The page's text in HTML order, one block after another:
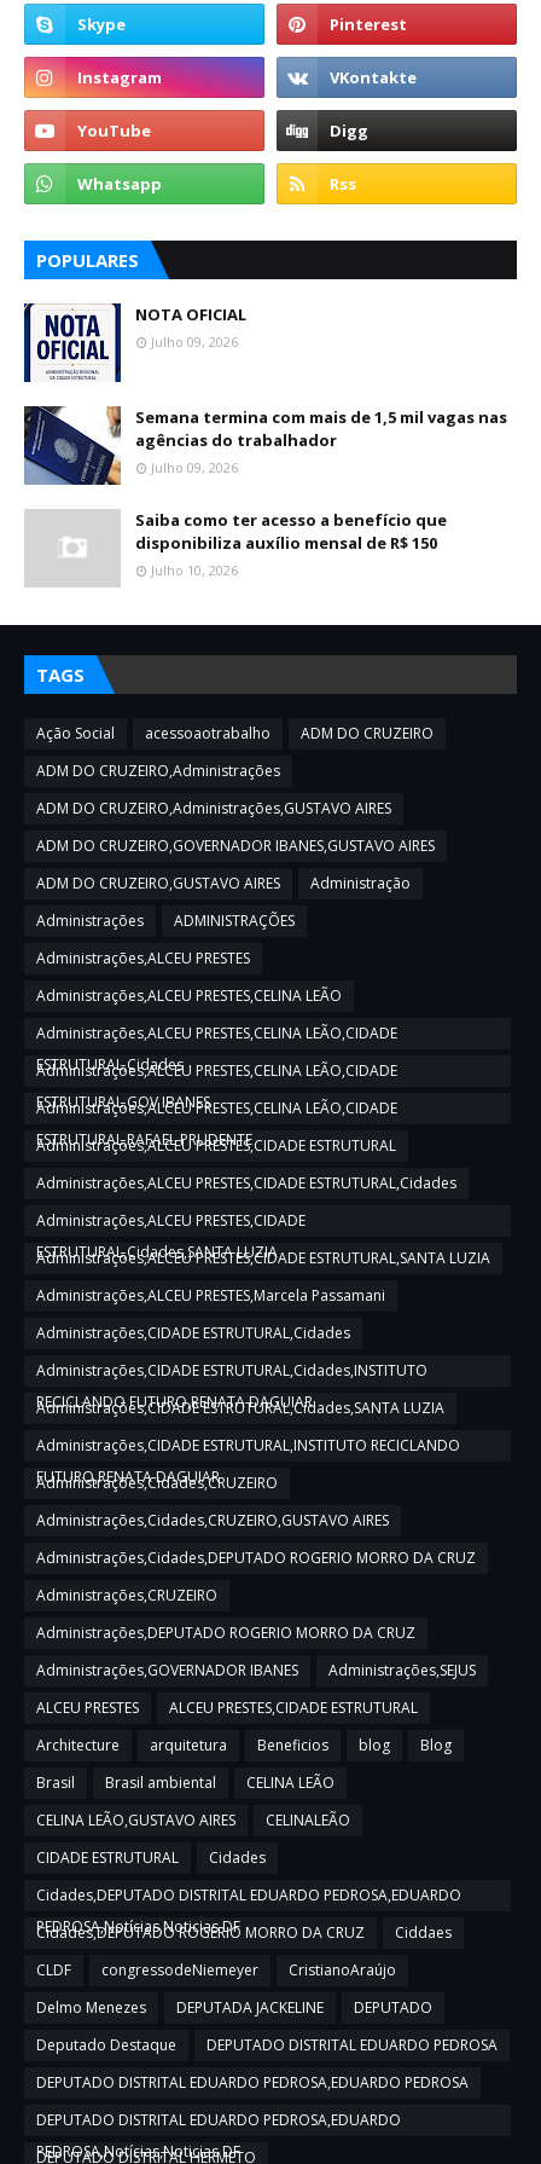
POPULARES
NOTA OFICIAL
Julho 09, 2026
Semana termina com mais de 1,5 mil vagas nas
agências do trabalhador
Julho 09, 2026
Saiba como ter acesso a benefício que
disponibiliza auxílio mensal de R$ 150
Julho 10, 2026
TAGS
Ação Social acessoaotrabalho
ADM DO CRUZEIRO
ADM DO CRUZEIRO,Administrações
ADM DO CRUZEIRO,Administrações,GUSTAVO AIRES
ADM DO CRUZEIRO,GOVERNADOR IBANES,GUSTAVO AIRES
ADM DO CRUZEIRO,GUSTAVO AIRES
Administração
Administrações
ADMINISTRAÇÕES
Administrações,ALCEU PRESTES
Administrações,ALCEU PRESTES,CELINA LEÃO
Administrações,ALCEU PRESTES,CELINA LEÃO,CIDADE
ESTRUTURAL,Cidades
Administrações,ALCEU PRESTES,CELINA LEÃO,CIDADE
ESTRUTURAL,GOV IBANES
Administrações,ALCEU PRESTES,CELINA LEÃO,CIDADE
ESTRUTURAL,RAFAEL PRUDENTE
Administrações,ALCEU PRESTES,CIDADE ESTRUTURAL
Administrações,ALCEU PRESTES,CIDADE ESTRUTURAL,Cidades
Administrações,ALCEU PRESTES,CIDADE
ESTRUTURAL,Cidades,SANTA LUZIA
Administrações,ALCEU PRESTES,CIDADE ESTRUTURAL,SANTA LUZIA
Administrações,ALCEU PRESTES,Marcela Passamani
Administrações,CIDADE ESTRUTURAL,Cidades
Administrações,CIDADE ESTRUTURAL,Cidades,INSTITUTO
RECICLANDO FUTURO,RENATA DAGUIAR
Administrações,CIDADE ESTRUTURAL,Cidades,SANTA LUZIA
Administrações,CIDADE ESTRUTURAL,INSTITUTO RECICLANDO
FUTURO,RENATA DAGUIAR
Administrações,Cidades,CRUZEIRO
Administrações,Cidades,CRUZEIRO,GUSTAVO AIRES
Administrações,Cidades,DEPUTADO ROGERIO MORRO DA CRUZ
Administrações,CRUZEIRO
Administrações,DEPUTADO ROGERIO MORRO DA CRUZ
Administrações,GOVERNADOR IBANES
Administrações,SEJUS
ALCEU PRESTES
ALCEU PRESTES,CIDADE ESTRUTURAL
Architecture
arquitetura Beneficios blog
Blog
Brasil
Brasil ambiental
CELINA LEÃO
CELINA LEÃO,GUSTAVO AIRES
CELINALEÃO
CIDADE ESTRUTURAL
Cidades
Cidades,DEPUTADO DISTRITAL EDUARDO PEDROSA,EDUARDO
PEDROSA,Notícias,Noticias DF
Cidades,DEPUTADO ROGERIO MORRO DA CRUZ
Ciddaes
CLDF
congressodeNiemeyer
CristianoAraújo
Delmo Menezes
DEPUTADA JACKELINE
DEPUTADO
Deputado Destaque
DEPUTADO DISTRITAL EDUARDO PEDROSA
DEPUTADO DISTRITAL EDUARDO PEDROSA,EDUARDO PEDROSA
DEPUTADO DISTRITAL EDUARDO PEDROSA,EDUARDO
PEDROSA,Notícias,Noticias DF
DEPUTADO DISTRITAL HERMETO